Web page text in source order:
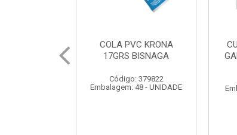
CURVA ELETRODUTO
GALVANIZADO PERFIL
Código: 379867
Embalagem: 1 - UNIDADE